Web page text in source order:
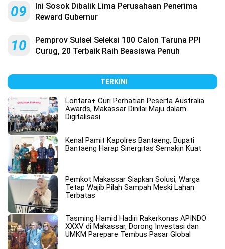
09
Ini Sosok Dibalik Lima Perusahaan Penerima
Reward Gubernur
10
Pemprov Sulsel Seleksi 100 Calon Taruna PPI
Curug, 20 Terbaik Raih Beasiswa Penuh
TERKINI
Lontara+ Curi Perhatian Peserta Australia
Awards, Makassar Dinilai Maju dalam
Digitalisasi
Kenal Pamit Kapolres Bantaeng, Bupati
Bantaeng Harap Sinergitas Semakin Kuat
Pemkot Makassar Siapkan Solusi, Warga
Tetap Wajib Pilah Sampah Meski Lahan
Terbatas
Tasming Hamid Hadiri Rakerkonas APINDO
XXXV di Makassar, Dorong Investasi dan
UMKM Parepare Tembus Pasar Global